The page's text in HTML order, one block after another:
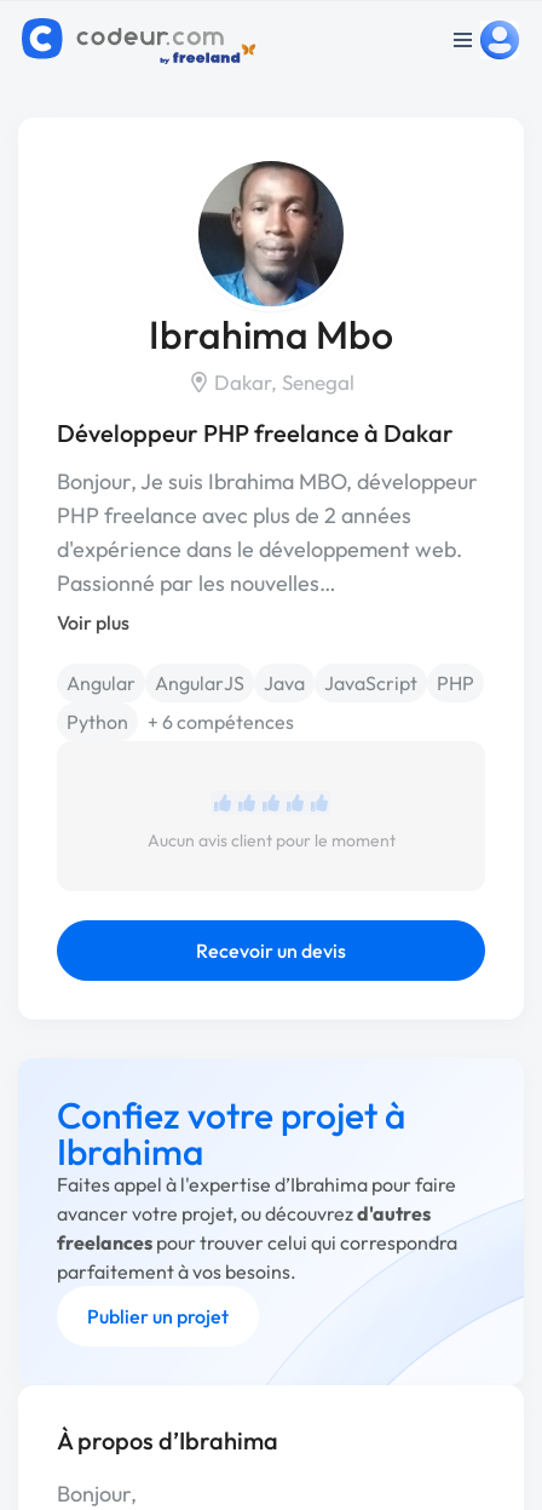
Ibrahima Mbo
Dakar, Senegal
Développeur PHP freelance à Dakar
Bonjour, Je suis Ibrahima MBO, développeur
PHP freelance avec plus de 2 années
d'expérience dans le développement web.
Passionné par les nouvelles…
Voir plus
Angular AngularJS Java JavaScript
PHP
Python
+ 6 compétences
Aucun avis client pour le moment
Recevoir un devis
Confiez votre projet à
Ibrahima
Faites appel à l'expertise d’Ibrahima pour faire
avancer votre projet, ou découvrezd'autres
freelances pour trouver celui qui correspondra
parfaitement à vos besoins.
Publier un projet
À propos d’Ibrahima
Bonjour,